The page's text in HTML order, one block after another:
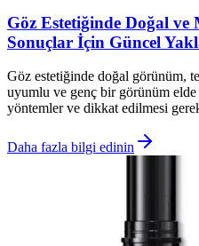
Göz Estetiğinde Doğal
Sonuçlar İçin Güncel
Göz estetiğinde doğal görünüm,
uyumlu ve genç bir görünüm elde
yöntemler ve dikkat edilmesi
Daha fazla bilgi edinin